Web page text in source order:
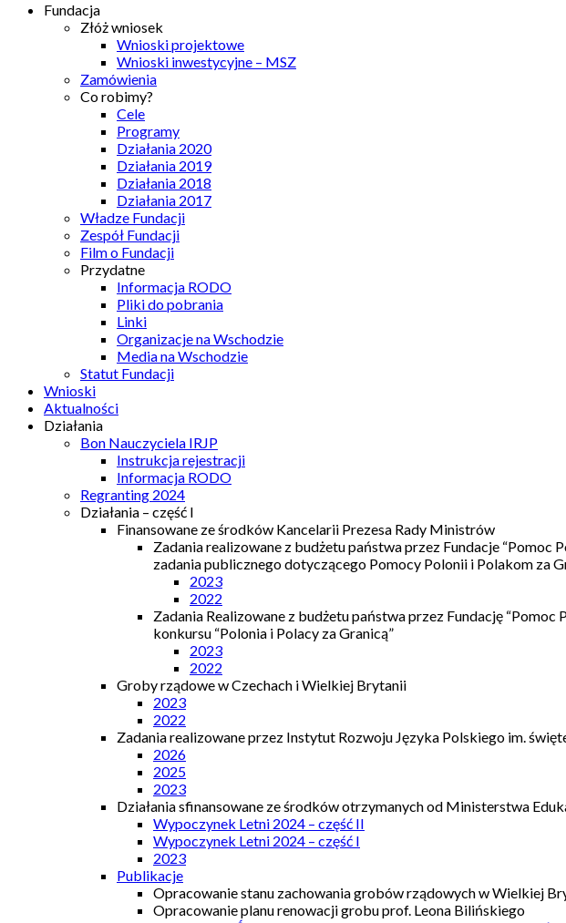
Fundacja
Złóż wniosek
Wnioski projektowe
Wnioski inwestycyjne – MSZ
Zamówienia
Co robimy?
Cele
Programy
Działania 2020
Działania 2019
Działania 2018
Działania 2017
Władze Fundacji
Zespół Fundacji
Film o Fundacji
Przydatne
Informacja RODO
Pliki do pobrania
Linki
Organizacje na Wschodzie
Media na Wschodzie
Statut Fundacji
Wnioski
Aktualności
Działania
Bon Nauczyciela IRJP
Instrukcja rejestracji
Informacja RODO
Regranting 2024
Działania – część I
Finansowane ze środków Kancelarii Prezesa Rady Ministrów
Zadania realizowane z budżetu państwa przez Fundacje
zadania publicznego dotyczącego Pomocy Polonii i Polakom za
2023
2022
Zadania Realizowane z budżetu państwa przez Fundację
konkursu “Polonia i Polacy za Granicą”
2023
2022
Groby rządowe w Czechach i Wielkiej Brytanii
2023
2022
Zadania realizowane przez Instytut Rozwoju Języka Polskiego im.
2026
2025
2023
Działania sfinansowane ze środków otrzymanych od Ministerstwa
Wypoczynek Letni 2024 – część II
Wypoczynek Letni 2024 – część I
2023
Publikacje
Opracowanie stanu zachowania grobów rządowych w Wielkiej
Opracowanie planu renowacji grobu prof. Leona Bilińskiego